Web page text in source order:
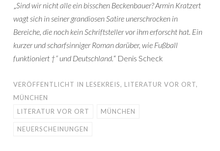
„Sind wir nicht alle ein bisschen Beckenbauer? Armin Kratzert
wagt sich in seiner grandiosen Satire unerschrocken in
Bereiche, die noch kein Schriftsteller vor ihm erforscht hat. Ein
kurzer und scharfsinniger Roman darüber, wie Fußball
funktioniert †“ und Deutschland.“ Denis Scheck
VERÖFFENTLICHT IN LESEKREIS, LITERATUR VOR ORT,
MÜNCHEN
LITERATUR VOR ORT
MÜNCHEN
NEUERSCHEINUNGEN